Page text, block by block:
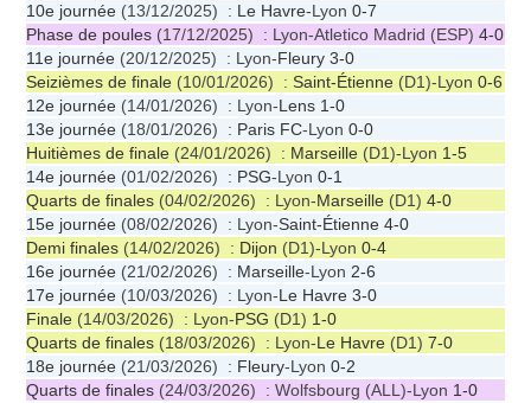
10e journée (13/12/2025) : Le Havre-Lyon 0-7
Phase de poules (17/12/2025) : Lyon-Atletico Madrid (ESP) 4-0
11e journée (20/12/2025) : Lyon-Fleury 3-0
Seizièmes de finale (10/01/2026) : Saint-Étienne (D1)-Lyon 0-6
12e journée (14/01/2026) : Lyon-Lens 1-0
13e journée (18/01/2026) : Paris FC-Lyon 0-0
Huitièmes de finale (24/01/2026) : Marseille (D1)-Lyon 1-5
14e journée (01/02/2026) : PSG-Lyon 0-1
Quarts de finales (04/02/2026) : Lyon-Marseille (D1) 4-0
15e journée (08/02/2026) : Lyon-Saint-Étienne 4-0
Demi finales (14/02/2026) : Dijon (D1)-Lyon 0-4
16e journée (21/02/2026) : Marseille-Lyon 2-6
17e journée (10/03/2026) : Lyon-Le Havre 3-0
Finale (14/03/2026) : Lyon-PSG (D1) 1-0
Quarts de finales (18/03/2026) : Lyon-Le Havre (D1) 7-0
18e journée (21/03/2026) : Fleury-Lyon 0-2
Quarts de finales (24/03/2026) : Wolfsbourg (ALL)-Lyon 1-0